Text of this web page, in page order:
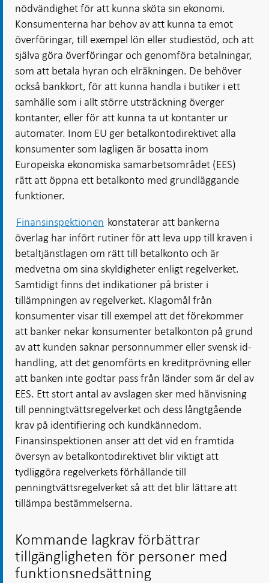
nödvändighet för att kunna sköta sin ekonomi.
Konsumenterna har behov av att kunna ta emot
överföringar, till exempel lön eller studiestöd, och att
själva göra överföringar och genomföra betalningar,
som att betala hyran och elräkningen. De behöver
också bankkort, för att kunna handla i butiker i ett
samhälle som i allt större utsträckning överger
kontanter, eller för att kunna ta ut kontanter ur
automater. Inom EU ger betalkontodirektivet alla
konsumenter som lagligen är bosatta inom
Europeiska ekonomiska samarbetsområdet (EES)
rätt att öppna ett betalkonto med grundläggande
funktioner.
Finansinspektionen konstaterar att bankerna
överlag har infört rutiner för att leva upp till kraven i
betaltjänstlagen om rätt till betalkonto och är
medvetna om sina skyldigheter enligt regelverket.
Samtidigt finns det indikationer på brister i
tillämpningen av regelverket. Klagomål från
konsumenter visar till exempel att det förekommer
att banker nekar konsumenter betalkonton på grund
av att kunden saknar personnummer eller svensk id-
handling, att det genomförts en kreditprövning eller
att banken inte godtar pass från länder som är del av
EES. Ett stort antal av avslagen sker med hänvisning
till penningtvättsregelverket och dess långtgående
krav på identifiering och kundkännedom.
Finansinspektionen anser att det vid en framtida
översyn av betalkontodirektivet blir viktigt att
tydliggöra regelverkets förhållande till
penningtvättsregelverket så att det blir lättare att
tillämpa bestämmelserna.
Kommande lagkrav förbättrar
tillgängligheten för personer med
funktionsnedsättning